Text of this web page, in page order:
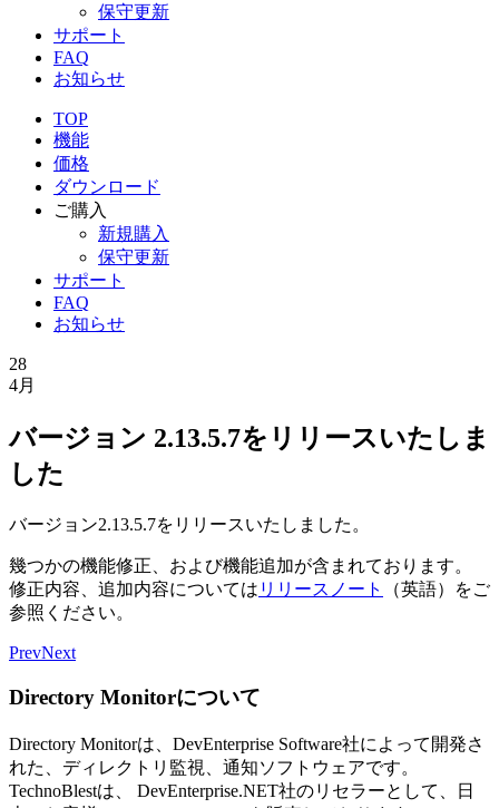
保守更新
サポート
FAQ
お知らせ
TOP
機能
価格
ダウンロード
ご購入
新規購入
保守更新
サポート
FAQ
お知らせ
28
4月
バージョン 2.13.5.7をリリースいたしま
した
バージョン2.13.5.7をリリースいたしました。
幾つかの機能修正、および機能追加が含まれております。
修正内容、追加内容については リリースノート
（英語）をご
参照ください。
PrevNext
Directory Monitorについて
Directory Monitorは、DevEnterprise Software社によって開発さ
れた、ディレクトリ監視、通知ソフトウェアです。
TechnoBlestは、 DevEnterprise.NET社のリセラーとして、日